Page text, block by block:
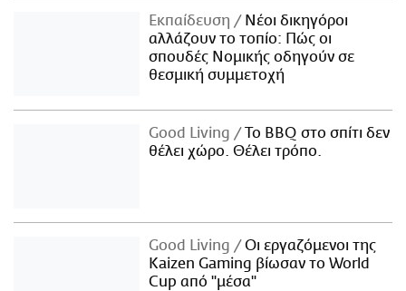
Εκπαίδευση
Νέοι δικηγόροι
αλλάζουν το τοπίο: Πώς οι
σπουδές Νομικής οδηγούν σε
θεσμική συμμετοχή
Good Living
Το BBQ στο σπίτι δεν
θέλει χώρο. Θέλει τρόπο.
Good Living
Οι εργαζόμενοι της
Kaizen Gaming βίωσαν το World
Cup από "μέσα"